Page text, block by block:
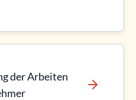
der Arbeiten